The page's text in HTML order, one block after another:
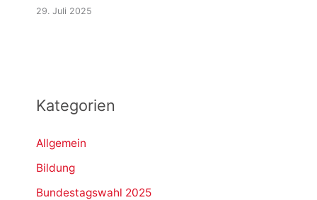
29. Juli 2025
Kategorien
Allgemein
Bildung
Bundestagswahl 2025